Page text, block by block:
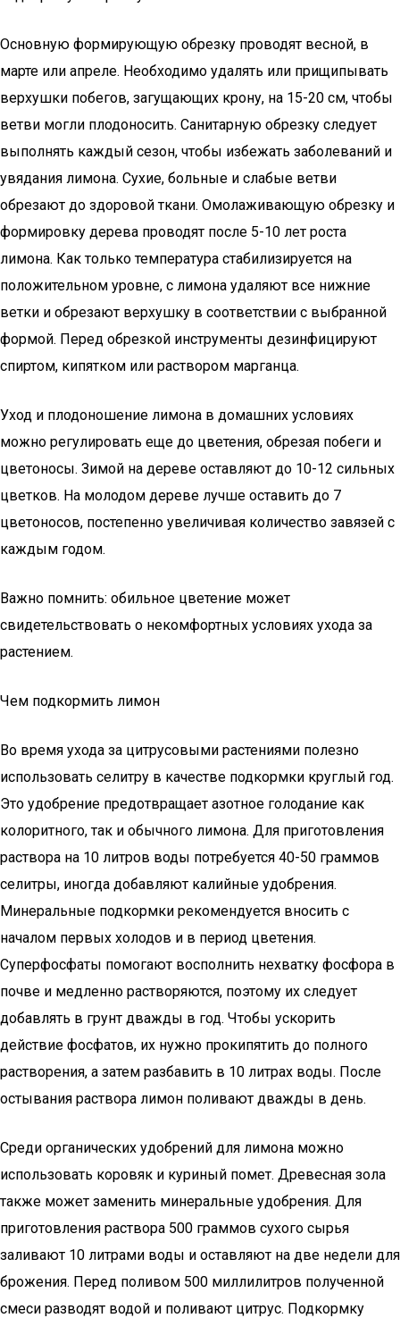
Основную формирующую обрезку проводят весной, в
марте или апреле. Необходимо удалять или прищипывать
верхушки побегов, загущающих крону, на 15-20 см, чтобы
ветви могли плодоносить. Санитарную обрезку следует
выполнять каждый сезон, чтобы избежать заболеваний и
увядания лимона. Сухие, больные и слабые ветви
обрезают до здоровой ткани. Омолаживающую обрезку и
формировку дерева проводят после 5-10 лет роста
лимона. Как только температура стабилизируется на
положительном уровне, с лимона удаляют все нижние
ветки и обрезают верхушку в соответствии с выбранной
формой. Перед обрезкой инструменты дезинфицируют
спиртом, кипятком или раствором марганца.
Уход и плодоношение лимона в домашних условиях
можно регулировать еще до цветения, обрезая побеги и
цветоносы. Зимой на дереве оставляют до 10-12 сильных
цветков. На молодом дереве лучше оставить до 7
цветоносов, постепенно увеличивая количество завязей с
каждым годом.
Важно помнить: обильное цветение может
свидетельствовать о некомфортных условиях ухода за
растением.
Чем подкормить лимон
Во время ухода за цитрусовыми растениями полезно
использовать селитру в качестве подкормки круглый год.
Это удобрение предотвращает азотное голодание как
колоритного, так и обычного лимона. Для приготовления
раствора на 10 литров воды потребуется 40-50 граммов
селитры, иногда добавляют калийные удобрения.
Минеральные подкормки рекомендуется вносить с
началом первых холодов и в период цветения.
Суперфосфаты помогают восполнить нехватку фосфора в
почве и медленно растворяются, поэтому их следует
добавлять в грунт дважды в год. Чтобы ускорить
действие фосфатов, их нужно прокипятить до полного
растворения, а затем разбавить в 10 литрах воды. После
остывания раствора лимон поливают дважды в день.
Среди органических удобрений для лимона можно
использовать коровяк и куриный помет. Древесная зола
также может заменить минеральные удобрения. Для
приготовления раствора 500 граммов сухого сырья
заливают 10 литрами воды и оставляют на две недели для
брожения. Перед поливом 500 миллилитров полученной
смеси разводят водой и поливают цитрус. Подкормку